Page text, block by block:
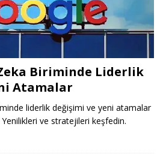
Biriminde Liderlik
Atamalar
liderlik değişimi ve yeni atamalar
ve stratejileri keşfedin.